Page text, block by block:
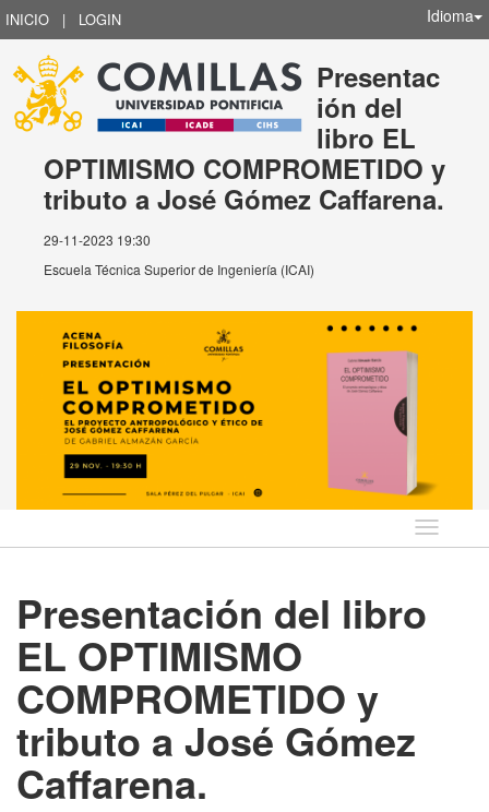
INICIO | LOGIN Idioma
Presentac
ión del
libro EL
OPTIMISMO COMPROMETIDO y
tributo a José Gómez Caffarena.
29-11-2023 19:30
Escuela Técnica Superior de Ingeniería (ICAI)
Idioma
Presentación del libro
EL OPTIMISMO
COMPROMETIDO y
tributo a José Gómez
Caffarena.